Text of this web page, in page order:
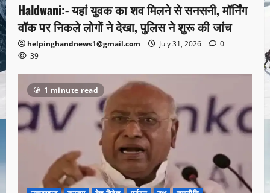
Haldwani:- यहां युवक का शव मिलने से सनसनी, मॉर्निंग
वॉक पर निकले लोगों ने देखा, पुलिस ने शुरू की जांच
helpinghandnews1@gmail.com July 31, 2026
0
39
1 minute read